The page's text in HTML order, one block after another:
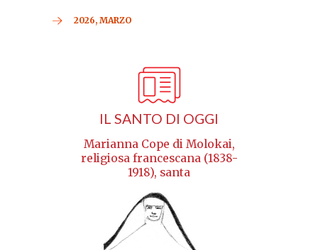
2026, MARZO
IL SANTO DI OGGI
Marianna Cope di Molokai,
religiosa francescana (1838-
1918), santa